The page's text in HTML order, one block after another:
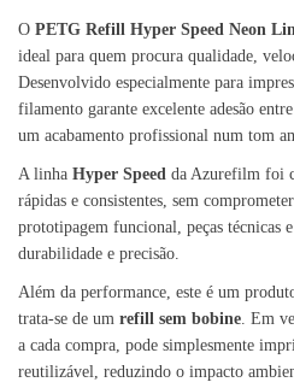
O PETG Refill Hyper Speed Neon
ideal para quem procura qualidade,
Desenvolvido especialmente para
filamento garante excelente adesão
um acabamento profissional num tom
A linha Hyper Speed da Azurefilm foi
rápidas e consistentes, sem
prototipagem funcional, peças técnicas
durabilidade e precisão.
Além da performance, este é um
trata-se de um refill sem bobine. Em
a cada compra, pode simplesmente
reutilizável, reduzindo o impacto